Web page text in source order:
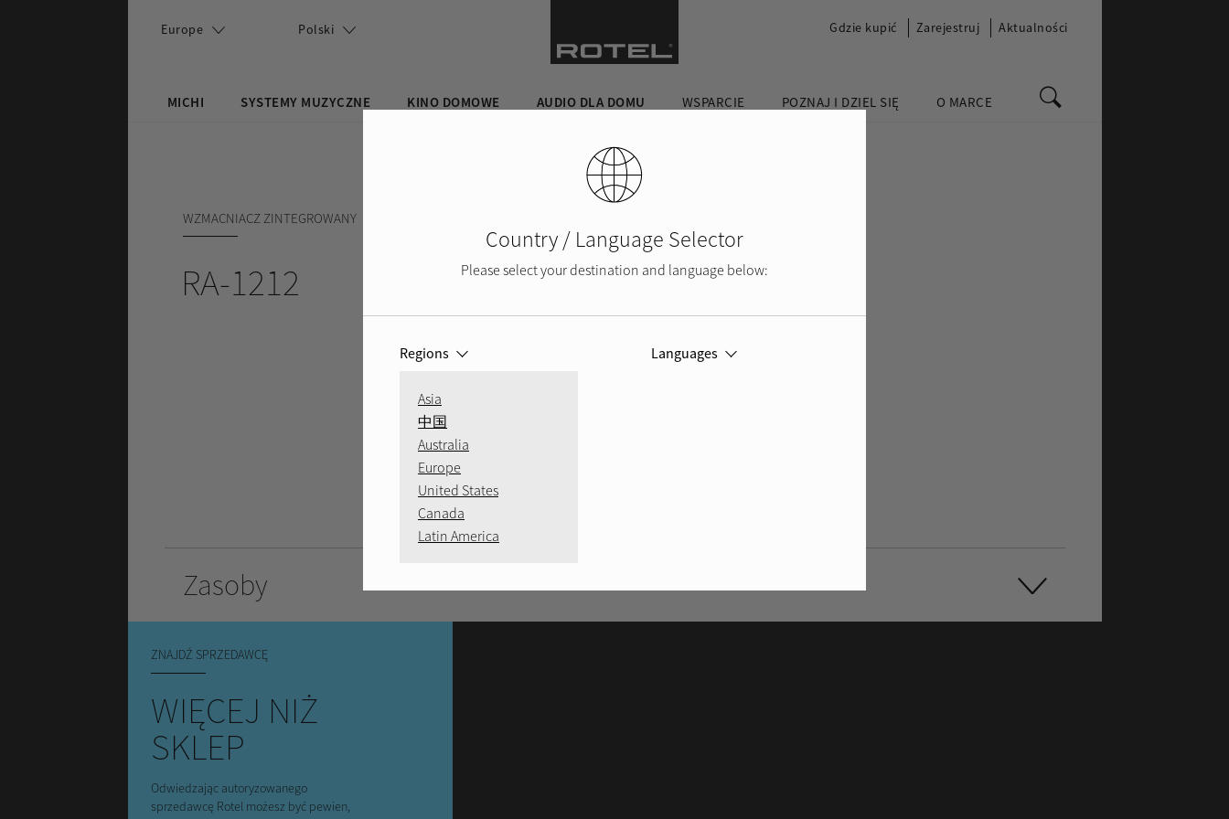
MICHI SYSTEMY MUZYCZNE KINO DOMOWE AUDIO DLA DOMU WSPARCIE POZNAJ I DZIEL SIĘ O MARCE
Europe Polski Gdzie kupić Zarejestruj Aktualności
WZMACNIACZ ZINTEGROWANY
RA-1212
Zasoby
ZNAJDŹ SPRZEDAWCĘ
WIĘCEJ NIŻ
SKLEP
Odwiedzając autoryzowanego
sprzedawcę Rotel możesz być pewien,
Country / Language Selector
Please select your destination and language below:
Regions
Asia
中国
Australia
Europe
United States
Canada
Latin America
Languages